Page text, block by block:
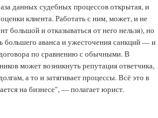
данных судебных процессов открытая, и
клиента. Работать с ним, может, и не
большой и отказываться от него нельзя), но
большего аванса и ужесточения санкций — и
по сравнению с обычными. В
может возникнуть репутация ответчика,
а то и затягивает процессы. Всё это в
на бизнесе", — полагает юрист.